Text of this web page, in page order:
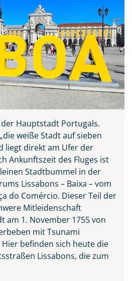
Hauptstadt Portugals.
weiße Stadt auf sieben
liegt direkt am Ufer der
Ankunftszeit des Fluges ist
Stadtbummel in der
Lissabons – Baixa – vom
do Comércio. Dieser Teil der
Mitleidenschaft
am 1. November 1755 von
mit Tsunami
befinden sich heute die
Lissabons, die zum